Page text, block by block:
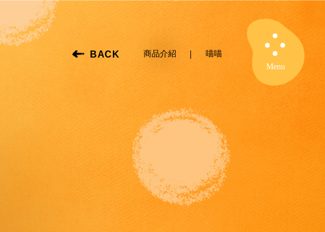
Menu Close
BACK 商品介紹 喵喵